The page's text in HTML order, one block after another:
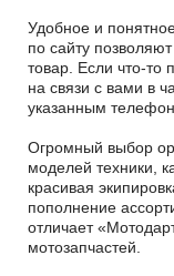
Удобное и
по сайту
товар. Если что-то
на связи с вами в
указанным
Огромный выбор
моделей техники,
красивая
пополнение
отличает
мотозапчастей.